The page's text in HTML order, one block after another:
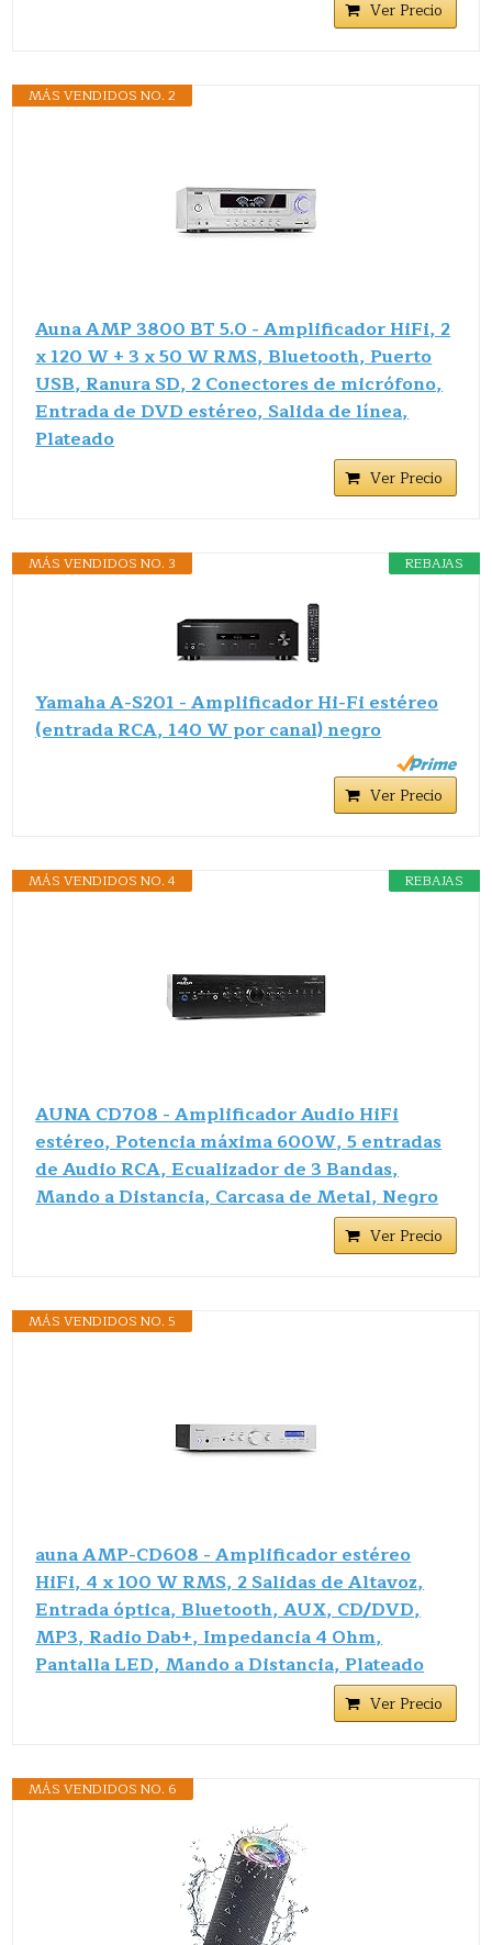
Ver Precio
MÁS VENDIDOS NO. 2
Auna AMP 3800 BT 5.0 - Amplificador HiFi, 2
x 120 W + 3 x 50 W RMS, Bluetooth, Puerto
USB, Ranura SD, 2 Conectores de micrófono,
Entrada de DVD estéreo, Salida de línea,
Plateado
Ver Precio
REBAJAS
MÁS VENDIDOS NO. 3
Yamaha A-S201 - Amplificador Hi-Fi estéreo
(entrada RCA, 140 W por canal) negro
Ver Precio
REBAJAS
MÁS VENDIDOS NO. 4
AUNA CD708 - Amplificador Audio HiFi
estéreo, Potencia máxima 600W, 5 entradas
de Audio RCA, Ecualizador de 3 Bandas,
Mando a Distancia, Carcasa de Metal, Negro
Ver Precio
MÁS VENDIDOS NO. 5
auna AMP-CD608 - Amplificador estéreo
HiFi, 4 x 100 W RMS, 2 Salidas de Altavoz,
Entrada óptica, Bluetooth, AUX, CD/DVD,
MP3, Radio Dab+, Impedancia 4 Ohm,
Pantalla LED, Mando a Distancia, Plateado
Ver Precio
MÁS VENDIDOS NO. 6